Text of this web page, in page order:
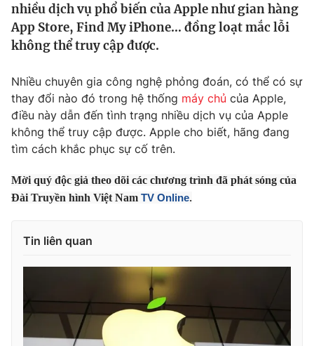
Thế giới
Tin tức
Câu chuyện quốc tế
Kinh tế
Tài chính
Thị trường
Góc doanh nghiệp
Dữ liệu và đời sống
Truyền hình
Hậu trường
Khán giả
Giải trí
Điện ảnh
Du lịch
Chất lượng cuộc sống
Học trực tuyến
Công nghệ
Hitech Công nghệ tương lai
Giao lưu trực tuyến
nhiều dịch vụ phổ biến của Apple như gian hàng
App Store, Find My iPhone… đồng loạt mắc lỗi
không thể truy cập được.
Nhiều chuyên gia công nghệ phỏng đoán, có thể có sự
thay đổi nào đó trong hệ thống máy chủ của Apple,
điều này dẫn đến tình trạng nhiều dịch vụ của Apple
không thể truy cập được. Apple cho biết, hãng đang
tìm cách khắc phục sự cố trên.
Mời quý độc giả theo dõi các chương trình đã phát sóng của
Đài Truyền hình Việt Nam TV Online.
Tin liên quan